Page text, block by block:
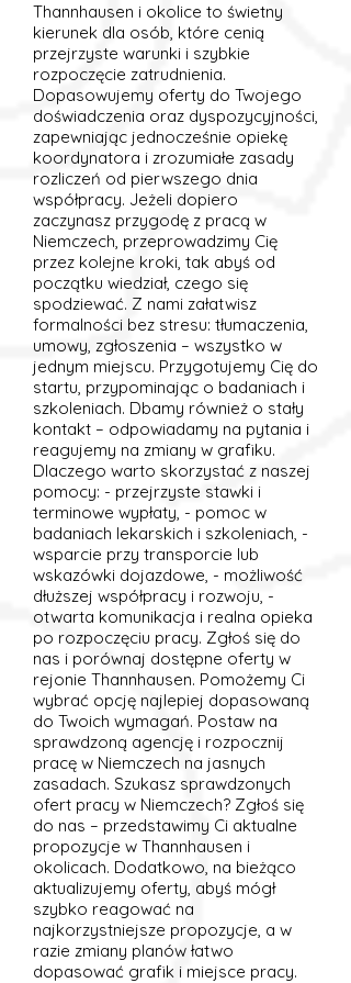
Thannhausen i okolice to świetny
kierunek dla osób, które cenią
przejrzyste warunki i szybkie
rozpoczęcie zatrudnienia.
Dopasowujemy oferty do Twojego
doświadczenia oraz dyspozycyjności,
zapewniając jednocześnie opiekę
koordynatora i zrozumiałe zasady
rozliczeń od pierwszego dnia
współpracy. Jeżeli dopiero
zaczynasz przygodę z pracą w
Niemczech, przeprowadzimy Cię
przez kolejne kroki, tak abyś od
początku wiedział, czego się
spodziewać. Z nami załatwisz
formalności bez stresu: tłumaczenia,
umowy, zgłoszenia – wszystko w
jednym miejscu. Przygotujemy Cię do
startu, przypominając o badaniach i
szkoleniach. Dbamy również o stały
kontakt – odpowiadamy na pytania i
reagujemy na zmiany w grafiku.
Dlaczego warto skorzystać z naszej
pomocy: - przejrzyste stawki i
terminowe wypłaty, - pomoc w
badaniach lekarskich i szkoleniach, -
wsparcie przy transporcie lub
wskazówki dojazdowe, - możliwość
dłuższej współpracy i rozwoju, -
otwarta komunikacja i realna opieka
po rozpoczęciu pracy. Zgłoś się do
nas i porównaj dostępne oferty w
rejonie Thannhausen. Pomożemy Ci
wybrać opcję najlepiej dopasowaną
do Twoich wymagań. Postaw na
sprawdzoną agencję i rozpocznij
pracę w Niemczech na jasnych
zasadach. Szukasz sprawdzonych
ofert pracy w Niemczech? Zgłoś się
do nas – przedstawimy Ci aktualne
propozycje w Thannhausen i
okolicach. Dodatkowo, na bieżąco
aktualizujemy oferty, abyś mógł
szybko reagować na
najkorzystniejsze propozycje, a w
razie zmiany planów łatwo
dopasować grafik i miejsce pracy.